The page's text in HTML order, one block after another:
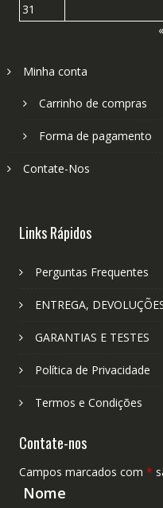
31
Minha conta
Carrinho de compras
Forma de pagamento
Contate-Nos
Links Rápidos
Perguntas Frequentes
ENTREGA,
GARANTIAS E TESTES
Política de Privacidade
Termos e Condições
Contate-nos
Campos marcados com *
Nome